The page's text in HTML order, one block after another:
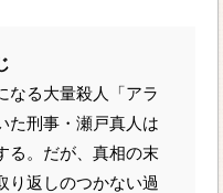
なる大量殺人「アラ
た刑事・瀬戸真人は
る。だが、真相の末
り返しのつかない過